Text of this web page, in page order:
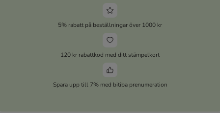
5% rabatt på beställningar över 1000 kr
120 kr rabattkod med ditt stämpelkort
Spara upp till 7% med bitiba prenumeration